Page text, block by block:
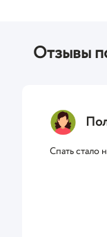
Отзывы
Спать стало